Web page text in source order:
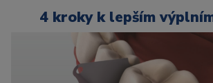
4 kroky k lepším